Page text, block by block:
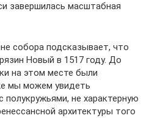
завершилась масштабная
собора подсказывает, что
Новый в 1517 году. До
на этом месте были
мы можем увидеть
не характерную
архитектуры того